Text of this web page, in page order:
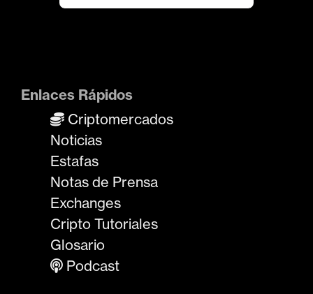
sEnlaces Rápidos
Criptomercados
Noticias
Estafas
Notas de Prensa
Exchanges
Cripto Tutoriales
Glosario
Podcast